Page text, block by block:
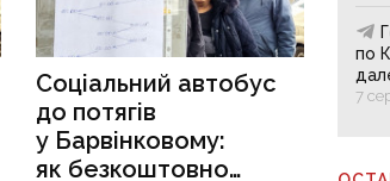
Соціальний автобус
до потягів
у Барвінковому:
як безкоштовно
по
7